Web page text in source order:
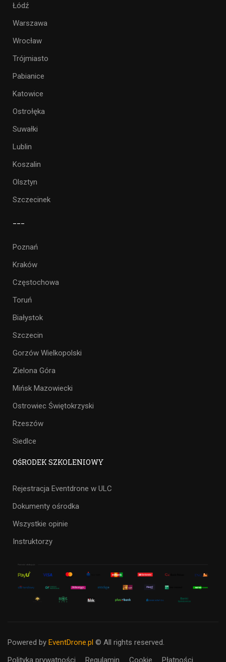
Łódź
Warszawa
Wrocław
Trójmiasto
Pabianice
Katowice
Ostrołęka
Suwałki
Lublin
Koszalin
Olsztyn
Szczecinek
Poznań
Kraków
Częstochowa
Toruń
Białystok
Szczecin
Gorzów Wielkopolski
Zielona Góra
Mińsk Mazowiecki
Ostrowiec Świętokrzyski
Rzeszów
Siedlce
OŚRODEK SZKOLENIOWY
Rejestracja Eventdrone w ULC
Dokumenty ośrodka
Wszystkie opinie
Instruktorzy
Powered by EventDrone.pl © All rights reserved.
Polityka prywatności
Regulamin Cookie Płatności